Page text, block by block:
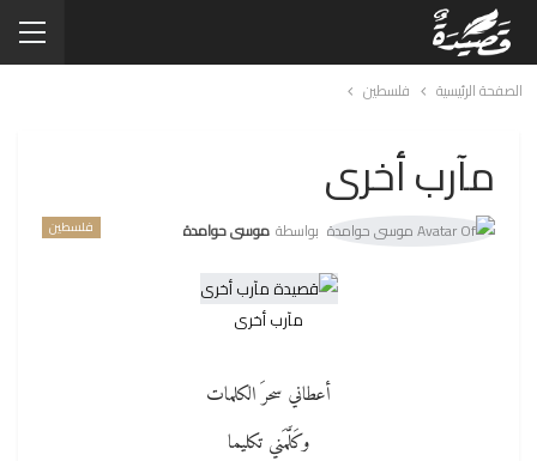
الصفحة الرئيسية فلسطين
مآرب أخرى
فلسطين بواسطة موسى حوامدة
مآرب أخرى
أعطاني سحرَ الكلمات
وكَلَّمَني تكليما